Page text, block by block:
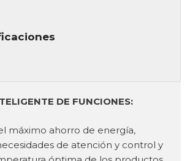
DE FUNCIONES:
máximo ahorro de energía,
de atención y control y